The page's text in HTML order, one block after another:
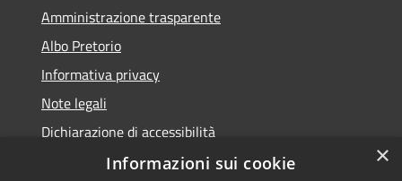
Amministrazione trasparente
Albo Pretorio
Informativa privacy
Note legali
Dichiarazione di accessibilità
×
Informazioni sui cookie